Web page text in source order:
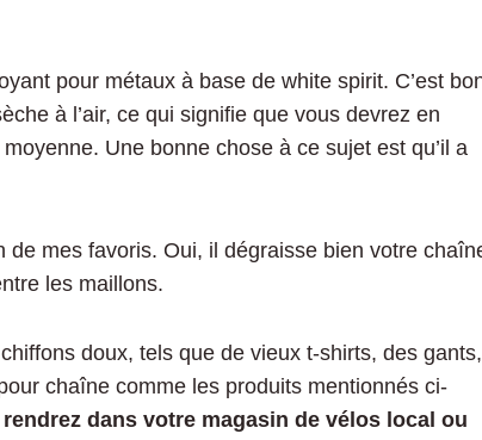
pour métaux à base de white spirit. C’est
à l’air, ce qui signifie que vous devrez en
Une bonne chose à ce sujet est qu’il a
de mes favoris. Oui, il dégraisse bien votre
les maillons.
doux, tels que de vieux t-shirts, des gants,
chaîne comme les produits mentionnés ci-
rendrez dans votre magasin de vélos local ou